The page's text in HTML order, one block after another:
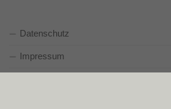
Datenschutz
Impressum